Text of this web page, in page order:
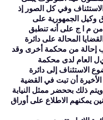
وفي كل الصور إذ
وكيل الجمهورية على
من م ا ج على أنه تنطبق
المحالة على دائرة
إحالة من محكمة أخرى وقد
ل العام لدى محكمة
الاستئناف إلى دائرة
أن تبت في القضية
ذلك بححضر ممثل النيابة
يمكنهم الاطلاع على أوراق